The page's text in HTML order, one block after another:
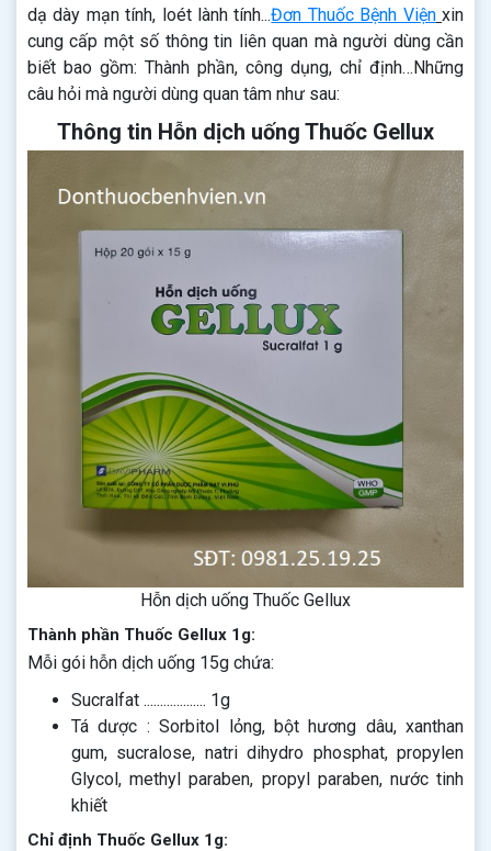
dạ dày mạn tính, loét lành tính...Đơn Thuốc Bệnh Viện xin
cung cấp một số thông tin liên quan mà người dùng cần
biết bao gồm: Thành phần, công dụng, chỉ định…Những
câu hỏi mà người dùng quan tâm như sau:
Thông tin Hỗn dịch uống Thuốc Gellux
Hỗn dịch uống Thuốc Gellux
Thành phần Thuốc Gellux 1g:
Mỗi gói hỗn dịch uống 15g chứa:
Sucralfat ................... 1g
Tá dược : Sorbitol lỏng, bột hương dâu, xanthan
gum, sucralose, natri dihydro phosphat, propylen
Glycol, methyl paraben, propyl paraben, nước tinh
khiết
Chỉ định Thuốc Gellux 1g: